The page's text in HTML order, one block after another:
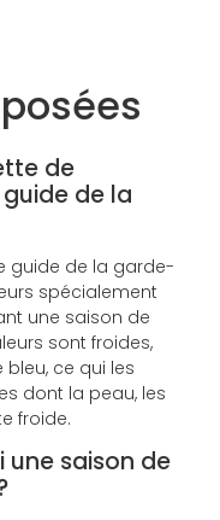
de
de la
guide de la garde-
spécialement
une saison de
sont froides,
ce qui les
dont la peau, les
froide.
une saison de